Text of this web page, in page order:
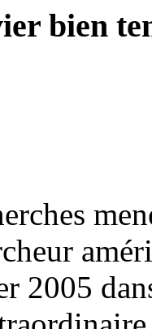
bien
2005